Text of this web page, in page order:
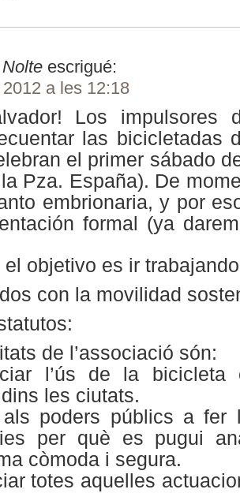
escrigué:
a les 12:18
Los impulsores
las bicicletadas
el primer sábado
Pza. España). De
embrionaria, y por
formal (ya
el objetivo es ir
con la movilidad
de l’associació són:
l’ús de la
les ciutats.
poders públics a fer
per què es pugui
còmoda i segura.
totes aquelles